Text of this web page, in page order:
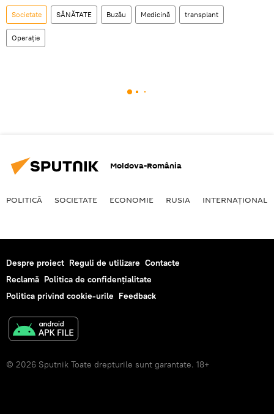
Societate SĂNĂTATE Buzău Medicină transplant
Operație
Moldova-România
POLITICĂ SOCIETATE ECONOMIE RUSIA INTERNAŢIONAL
Despre proiect Reguli de utilizare Contacte
Reclamă Politica de confidențialitate
Politica privind cookie-urile Feedback
© 2026 Sputnik Toate drepturile sunt garantate. 18+